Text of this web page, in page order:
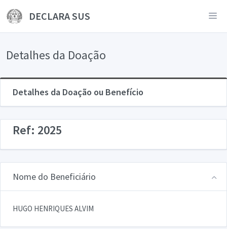
DECLARA SUS
Detalhes da Doação
Detalhes da Doação ou Benefício
Ref: 2025
Nome do Beneficiário
HUGO HENRIQUES ALVIM